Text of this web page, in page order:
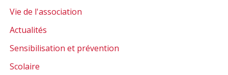
Vie de l'association
Actualités
Sensibilisation et prévention
Scolaire